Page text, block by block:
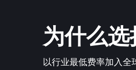
为什么
以行业最低费率加入全